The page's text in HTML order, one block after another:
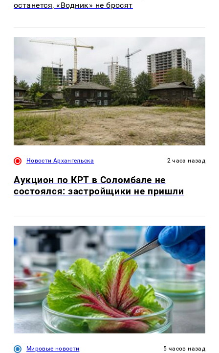
останется, «Водник» не бросят
Новости Архангельска 2 часа назад
Аукцион по КРТ в Соломбале не
состоялся: застройщики не пришли
Мировые новости 5 часов назад